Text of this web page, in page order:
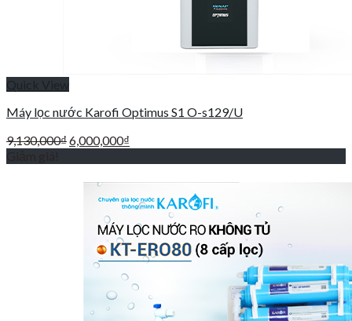
Máy lọc nước Karofi Optimus S1 O-s129/U
9,130,000₫Giá
9,130,000₫.
6,000,000₫
là:
6,000,000₫.